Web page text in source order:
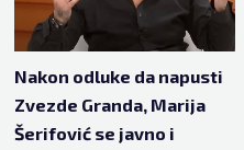
Nakon odluke da napusti
Zvezde Granda, Marija
Šerifović se javno i